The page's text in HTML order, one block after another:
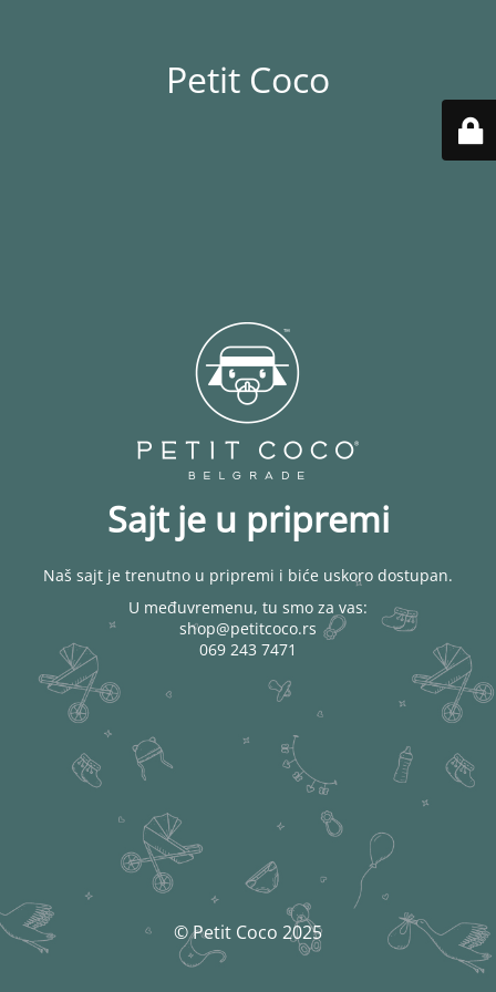
Petit Coco
Sajt je u pripremi
Naš sajt je trenutno u pripremi i biće uskoro dostupan.
U međuvremenu, tu smo za vas:
shop@petitcoco.rs
069 243 7471
© Petit Coco 2025